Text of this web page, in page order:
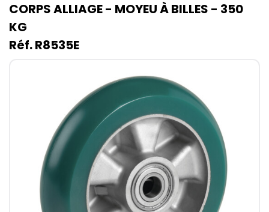
CORPS ALLIAGE - MOYEU À BILLES - 350​
KG
Réf. R8535E